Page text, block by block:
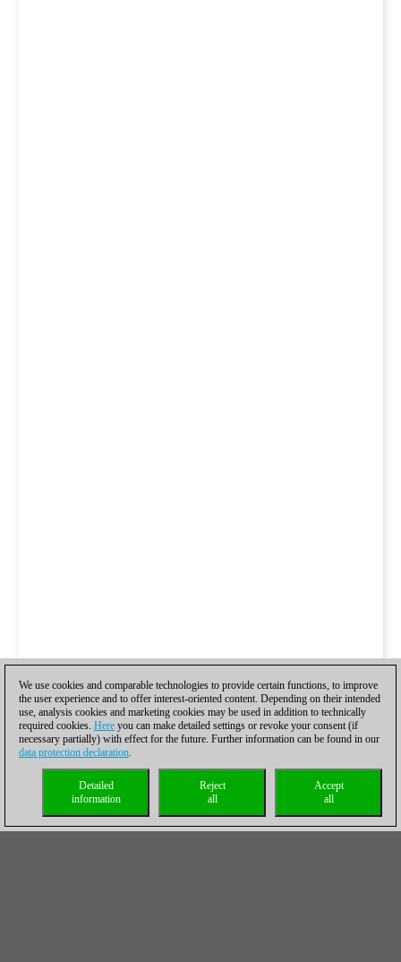
We use cookies and comparable technologies to provide certain functions, to improve
the user experience and to offer interest-oriented content. Depending on their intended
use, analysis cookies and marketing cookies may be used in addition to technically
required cookies. Here you can make detailed settings or revoke your consent (if
necessary partially) with effect for the future. Further information can be found in our
data protection declaration.
Accept
all
Reject
all
Detailed
information